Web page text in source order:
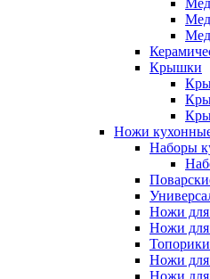
Крышки
Ножи
Наборы
Ножи для
Ножи для
Ножи для
Ножи для